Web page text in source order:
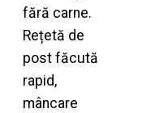
fără carne.
Rețetă de
post făcută
rapid,
mâncare